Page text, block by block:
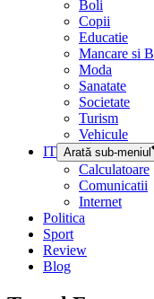
Boli
Copii
Educatie
Mancare si
Moda
Sanatate
Societate
Turism
Vehicule
IT Arată sub-meniul
Calculatoare
Comunicatii
Internet
Politica
Sport
Review
Blog